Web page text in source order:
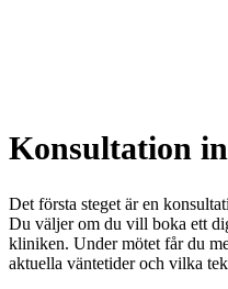
Konsultation
Det första steget är en
Du väljer om du vill boka ett
kliniken. Under mötet får du
aktuella väntetider och vilka